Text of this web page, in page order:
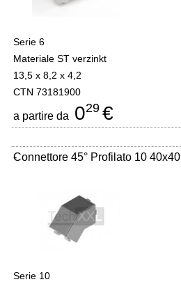
Serie 6
Materiale ST verzinkt
13,5 x 8,2 x 4,2
CTN 73181900
a partire da 029 €
Connettore 45° Profilato 10 40x40
-
Serie 10